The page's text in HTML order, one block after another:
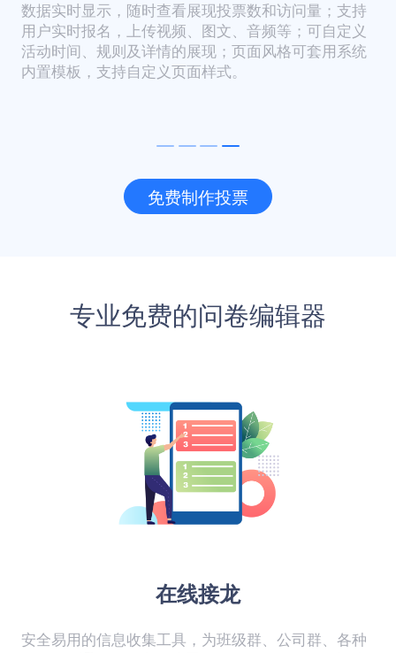
数据实时显示，随时查看展现投票数和访问量；支持
用户实时报名，上传视频、图文、音频等；可自定义
活动时间、规则及详情的展现；页面风格可套用系统
内置模板，支持自定义页面样式。
免费制作投票
专业免费的问卷编辑器
在线接龙
安全易用的信息收集工具，为班级群、公司群、各种